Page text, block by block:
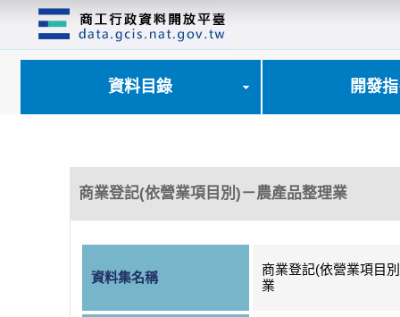
資料目錄 開發
商業登記(依營業項目別)－農產品整理業
資料集名稱
商業登記(依營業項目
業